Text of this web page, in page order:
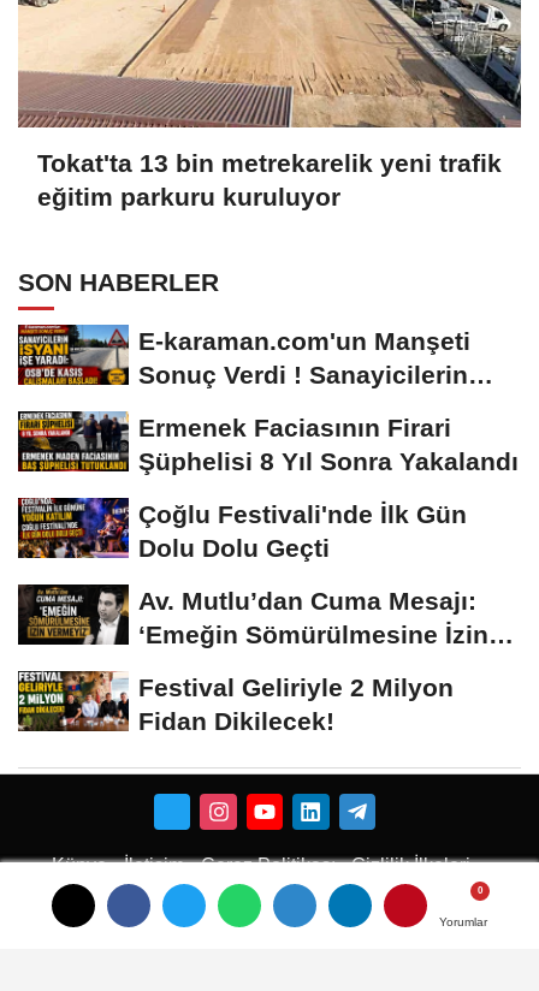
Yorumlar
Yorumlar
Yorumlar
Tokat'ta 13 bin metrekarelik yeni trafik
eğitim parkuru kuruluyor
SON HABERLER
E-karaman.com'un Manşeti
Sonuç Verdi ! Sanayicilerin
Ermenek Faciasının Firari
Şüphelisi 8 Yıl Sonra Yakalandı
Çoğlu Festivali'nde İlk Gün
Dolu Dolu Geçti
Av. Mutlu’dan Cuma Mesajı:
‘Emeğin Sömürülmesine İzin
Festival Geliriyle 2 Milyon
Fidan Dikilecek!
Künye İletişim Çerez Politikası Gizlilik İlkeleri
Karaman Çiçekci
Karaman